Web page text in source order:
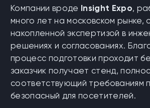
Компании вроде Insight Expo,
много лет на московском рынке,
накопленной экспертизой в
решениях и согласованиях.
процесс подготовки проходит
заказчик получает стенд,
соответствующий требованиям
безопасный для посетителей.